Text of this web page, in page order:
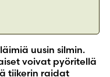
uusin silmin.
voivat pyöritellä
tiikerin raidat